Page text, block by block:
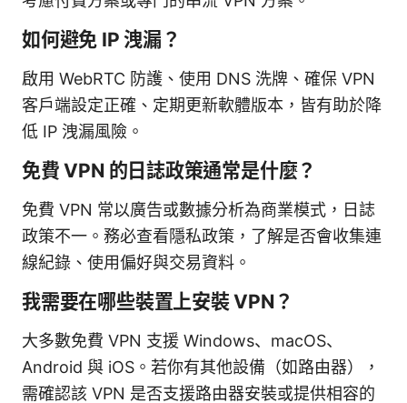
如何避免 IP 洩漏？
啟用 WebRTC 防護、使用 DNS 洗牌、確保 VPN
客戶端設定正確、定期更新軟體版本，皆有助於降
低 IP 洩漏風險。
免費 VPN 的日誌政策通常是什麼？
免費 VPN 常以廣告或數據分析為商業模式，日誌
政策不一。務必查看隱私政策，了解是否會收集連
線紀錄、使用偏好與交易資料。
我需要在哪些裝置上安裝 VPN？
大多數免費 VPN 支援 Windows、macOS、
Android 與 iOS。若你有其他設備（如路由器），
需確認該 VPN 是否支援路由器安裝或提供相容的